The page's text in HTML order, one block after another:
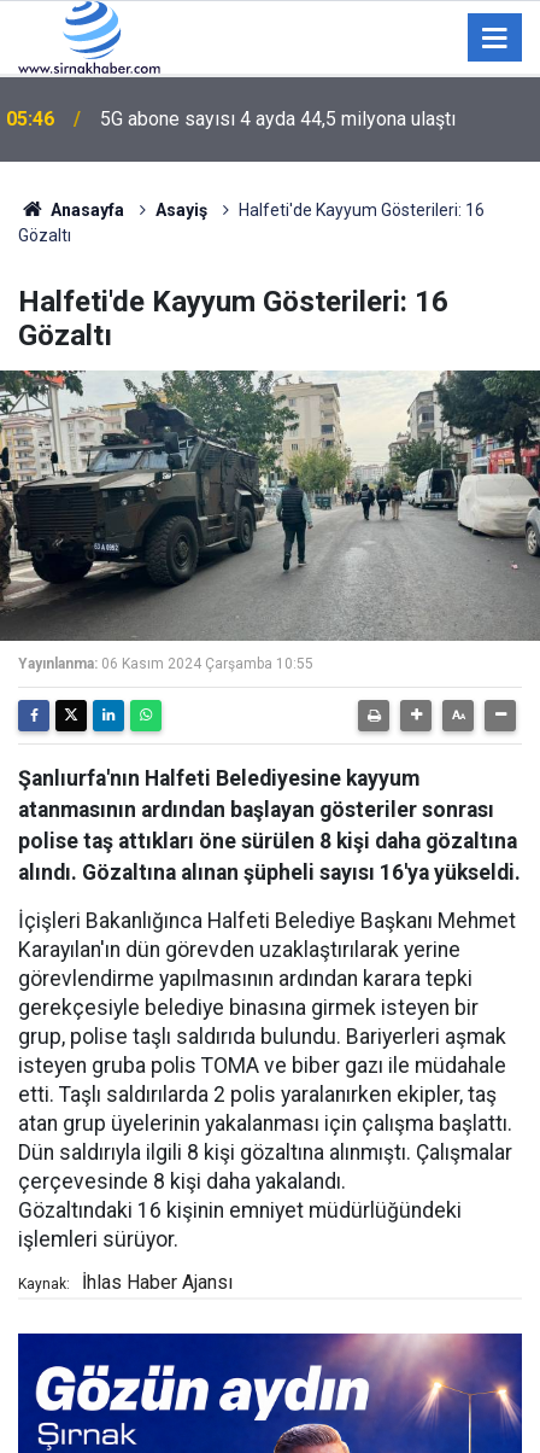
05:46 5G abone sayısı 4 ayda 44,5 milyona ulaştı
Anasayfa Asayiş
Halfeti'de Kayyum Gösterileri: 16
Gözaltı
Halfeti'de Kayyum Gösterileri: 16
Gözaltı
Yayınlanma: 06 Kasım 2024 Çarşamba 10:55
Şanlıurfa'nın Halfeti Belediyesine kayyum
atanmasının ardından başlayan gösteriler sonrası
polise taş attıkları öne sürülen 8 kişi daha gözaltına
alındı. Gözaltına alınan şüpheli sayısı 16'ya yükseldi.
İçişleri Bakanlığınca Halfeti Belediye Başkanı Mehmet
Karayılan'ın dün görevden uzaklaştırılarak yerine
görevlendirme yapılmasının ardından karara tepki
gerekçesiyle belediye binasına girmek isteyen bir
grup, polise taşlı saldırıda bulundu. Bariyerleri aşmak
isteyen gruba polis TOMA ve biber gazı ile müdahale
etti. Taşlı saldırılarda 2 polis yaralanırken ekipler, taş
atan grup üyelerinin yakalanması için çalışma başlattı.
Dün saldırıyla ilgili 8 kişi gözaltına alınmıştı. Çalışmalar
çerçevesinde 8 kişi daha yakalandı.
Gözaltındaki 16 kişinin emniyet müdürlüğündeki
işlemleri sürüyor.
Kaynak: İhlas Haber Ajansı